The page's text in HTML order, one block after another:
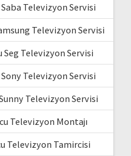
Televizyon Servisi
Televizyon Servisi
Televizyon Servisi
Televizyon Servisi
Televizyon Servisi
Televizyon Montajı
Televizyon Tamircisi